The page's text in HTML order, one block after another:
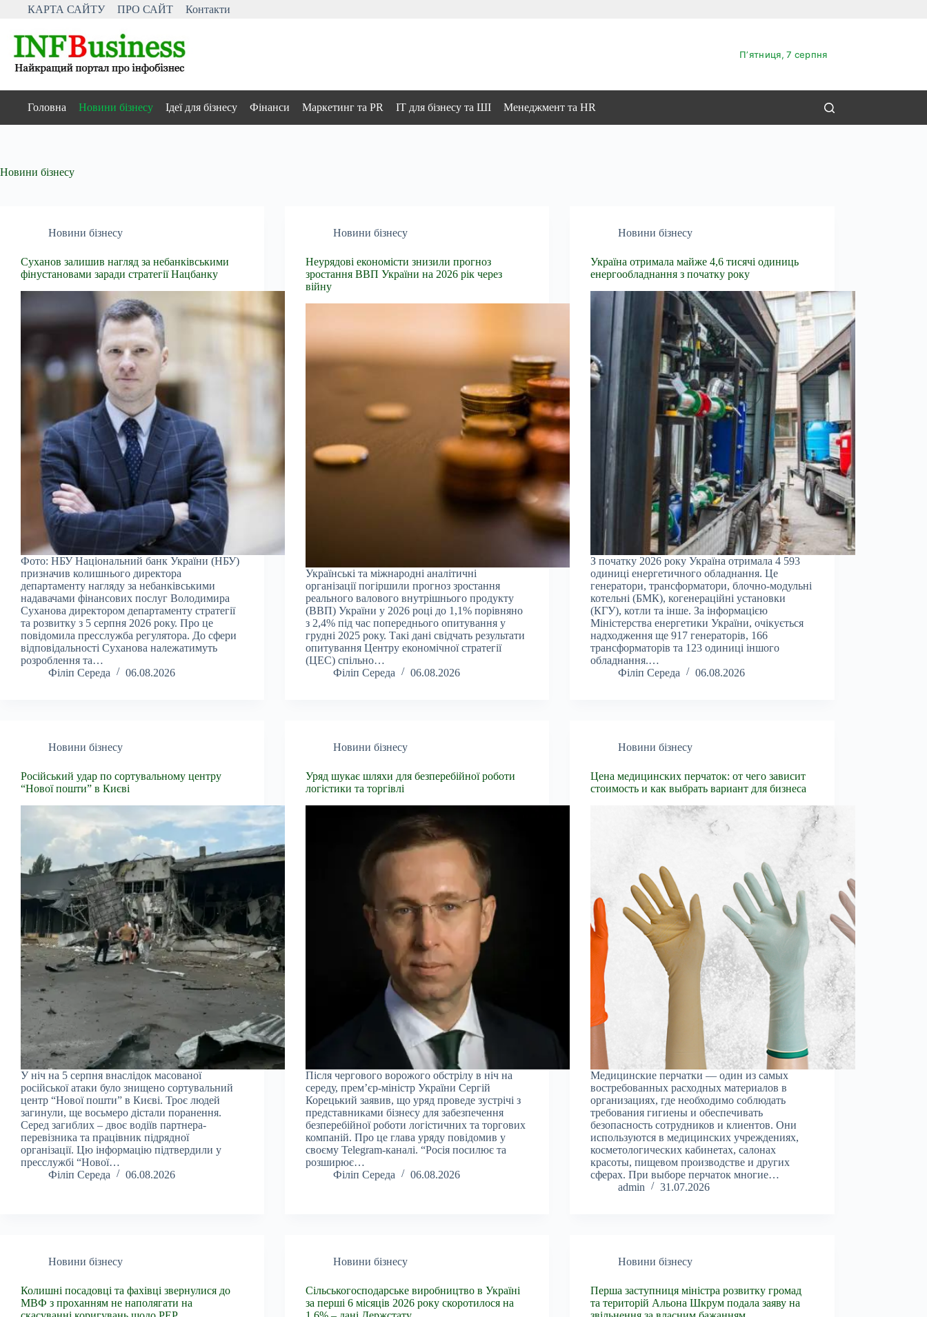
ПерейтиКАРТА САЙТУ ПРО САЙТ Контакти
Пʼятниця, 7 серпня
Головна Новини бізнесу Ідеї для бізнесу Фінанси Маркетинг та PR IT для бізнесу та ШІ Менеджмент та HR
Новини бізнесу
Новини бізнесу
Суханов залишив нагляд за небанківськими
фінустановами заради стратегії Нацбанку
Фото: НБУ Національний банк України (НБУ)
призначив колишнього директора
департаменту нагляду за небанківськими
надавачами фінансових послуг Володимира
Суханова директором департаменту стратегії
та розвитку з 5 серпня 2026 року. Про це
повідомила пресслужба регулятора. До сфери
відповідальності Суханова належатимуть
розроблення та…
Філіп Середа
06.08.2026
Новини бізнесу
Неурядові економісти знизили прогноз
зростання ВВП України на 2026 рік через
війну
Українські та міжнародні аналітичні
організації погіршили прогноз зростання
реального валового внутрішнього продукту
(ВВП) України у 2026 році до 1,1% порівняно
з 2,4% під час попереднього опитування у
грудні 2025 року. Такі дані свідчать результати
опитування Центру економічної стратегії
(ЦЕС) спільно…
Філіп Середа
06.08.2026
Новини бізнесу
Україна отримала майже 4,6 тисячі одиниць
енергообладнання з початку року
З початку 2026 року Україна отримала 4 593
одиниці енергетичного обладнання. Це
генератори, трансформатори, блочно-модульні
котельні (БМК), когенераційні установки
(КГУ), котли та інше. За інформацією
Міністерства енергетики України, очікується
надходження ще 917 генераторів, 166
трансформаторів та 123 одиниці іншого
обладнання.…
Філіп Середа
06.08.2026
Новини бізнесу
Російський удар по сортувальному центру
“Нової пошти” в Києві
У ніч на 5 серпня внаслідок масованої
російської атаки було знищено сортувальний
центр “Нової пошти” в Києві. Троє людей
загинули, ще восьмеро дістали поранення.
Серед загиблих – двоє водіїв партнера-
перевізника та працівник підрядної
організації. Цю інформацію підтвердили у
пресслужбі “Нової…
Філіп Середа
06.08.2026
Новини бізнесу
Уряд шукає шляхи для безперебійної роботи
логістики та торгівлі
Після чергового ворожого обстрілу в ніч на
середу, прем’єр-міністр України Сергій
Корецький заявив, що уряд проведе зустрічі з
представниками бізнесу для забезпечення
безперебійної роботи логістичних та торгових
компаній. Про це глава уряду повідомив у
своєму Telegram-каналі. “Росія посилює та
розширює…
Філіп Середа
06.08.2026
Новини бізнесу
Цена медицинских перчаток: от чего зависит
стоимость и как выбрать вариант для бизнеса
Медицинские перчатки — один из самых
востребованных расходных материалов в
организациях, где необходимо соблюдать
требования гигиены и обеспечивать
безопасность сотрудников и клиентов. Они
используются в медицинских учреждениях,
косметологических кабинетах, салонах
красоты, пищевом производстве и других
сферах. При выборе перчаток многие…
admin
31.07.2026
Новини бізнесу
Колишні посадовці та фахівці звернулися до
МВФ з проханням не наполягати на
Новини бізнесу
Сільськогосподарське виробництво в Україні
за перші 6 місяців 2026 року скоротилося на
Новини бізнесу
Перша заступниця міністра розвитку громад
та територій Альона Шкрум подала заяву на